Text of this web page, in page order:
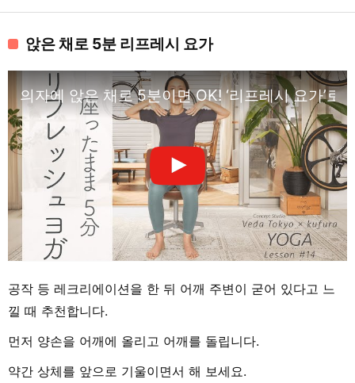
앉은 채로 5분 리프레시 요가
의자에 앉은 채로 5분이면 OK! ‘리프레시 요가’
공작 등 레크리에이션을 한 뒤 어깨 주변이 굳어 있다고 느
낄 때 추천합니다.
먼저 양손을 어깨에 올리고 어깨를 돌립니다.
약간 상체를 앞으로 기울이면서 해 보세요.